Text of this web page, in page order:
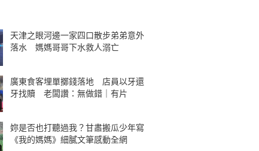
天津之眼河邊一家四口散步弟弟意外
落水 媽媽哥哥下水救人溺亡
廣東食客埋單擲錢落地 店員以牙還
牙找贖 老闆讚：無做錯｜有片
妳是否也打聽過我？甘肅搬瓜少年寫
《我的媽媽》細膩文筆感動全網